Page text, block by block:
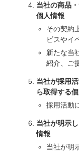
当社の商品
個人情報
その契約
ビスやイ
新たな当
紹介、ご
当社が採用
ら取得する
採用活動
当社が明示
情報
当社が明